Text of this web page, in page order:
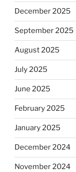
December 2025
September 2025
August 2025
July 2025
June 2025
February 2025
January 2025
December 2024
November 2024